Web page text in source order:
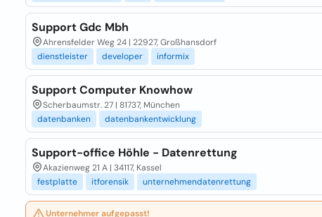
Support Gdc Mbh
Ahrensfelder Weg 24 | 22927, Großhansdorf
dienstleister
developer informix
Support Computer Knowhow
Scherbaumstr. 27 | 81737, München
datenbanken
datenbankentwicklung
Support-office Höhle - Datenrettung
Akazienweg 21 A | 34117, Kassel
festplatte
itforensik unternehmendatenrettung
Unternehmer aufgepasst!